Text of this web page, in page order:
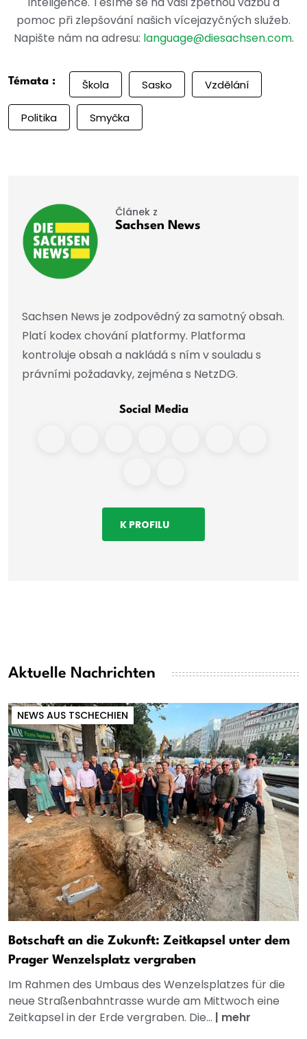
pomoc při zlepšování našich vícejazyčných služeb.
Napište nám na adresu: language@diesachsen.com.
Témata : Škola Sasko Vzdělání
Politika Smyčka
Článek z
Sachsen News
Sachsen News je zodpovědný za samotný obsah.
Platí kodex chování platformy. Platforma
kontroluje obsah a nakládá s ním v souladu s
právními požadavky, zejména s NetzDG.
Social Media
K PROFILU
Aktuelle Nachrichten
NEWS AUS TSCHECHIEN
Botschaft an die Zukunft: Zeitkapsel unter dem
Prager Wenzelsplatz vergraben
Im Rahmen des Umbaus des Wenzelsplatzes für die
neue Straßenbahntrasse wurde am Mittwoch eine
Zeitkapsel in der Erde vergraben. Die... | mehr